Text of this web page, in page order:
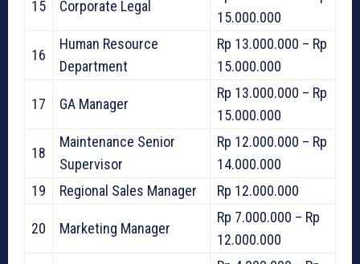
15 Corporate Legal
15.000.000
16
Human Resource
Department
Rp 13.000.000 – Rp
15.000.000
17 GA Manager
Rp 13.000.000 – Rp
15.000.000
18
Maintenance Senior
Supervisor
Rp 12.000.000 – Rp
14.000.000
19
Regional Sales Manager Rp 12.000.000
20 Marketing Manager
Rp 7.000.000 – Rp
12.000.000